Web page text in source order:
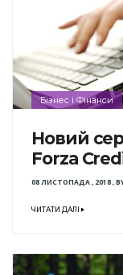
Бізнес і Фінанси
Новий
Forza
08 ЛИСТОПАДА , 2018,
ЧИТАТИ ДАЛІ